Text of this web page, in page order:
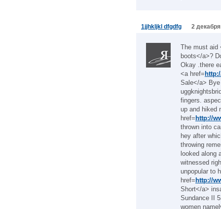
1jjhkljkl dfgdfg 2
The must aid
boots</a>?
Okay .there
<a href=
Sale</a>
fingers.
up and hiked
href= http://
thrown into
hey after
throwing
looked along
witnessed
unpopular to
href= http://
Short</a>
Sundance II
women